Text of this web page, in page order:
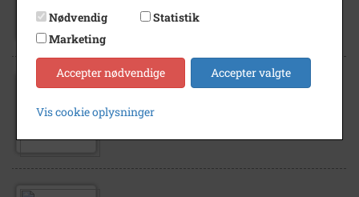
Ting- Råd og Arresthus
Nødvendig
Statistik
Marketing
Accepter nødvendige Accepter valgte
Vis cookie oplysninger